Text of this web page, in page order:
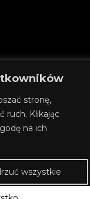
stronę,
ruch. Klikając
na ich
wszystkie